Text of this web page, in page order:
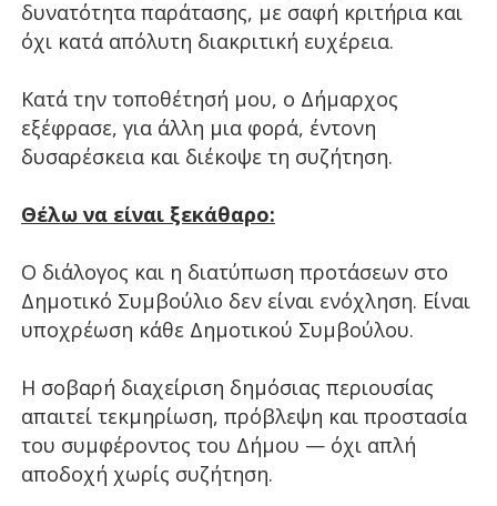
δυνατότητα παράτασης, με σαφή κριτήρια και
όχι κατά απόλυτη διακριτική ευχέρεια.
Κατά την τοποθέτησή μου, ο Δήμαρχος
εξέφρασε, για άλλη μια φορά, έντονη
δυσαρέσκεια και διέκοψε τη συζήτηση.
Θέλω να είναι ξεκάθαρο:
Ο διάλογος και η διατύπωση προτάσεων στο
Δημοτικό Συμβούλιο δεν είναι ενόχληση. Είναι
υποχρέωση κάθε Δημοτικού Συμβούλου.
Η σοβαρή διαχείριση δημόσιας περιουσίας
απαιτεί τεκμηρίωση, πρόβλεψη και προστασία
του συμφέροντος του Δήμου — όχι απλή
αποδοχή χωρίς συζήτηση.